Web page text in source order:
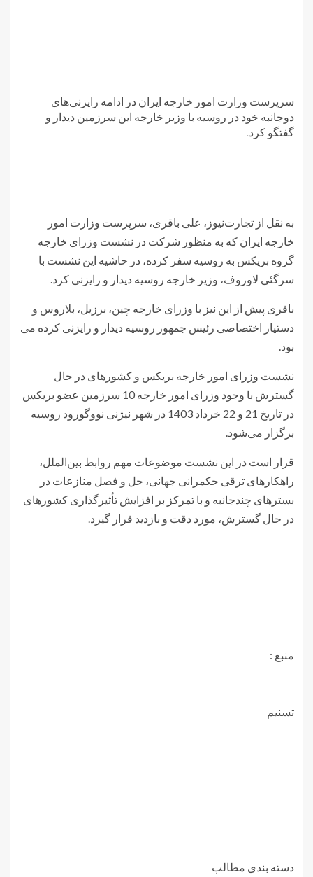
سرپرست وزارت امور خارجه ایران در ادامه رایزنی‌های
دوجانبه خود در روسیه با وزیر خارجه این سرزمین دیدار و
گفتگو کرد.
به نقل از تجارت‌نیوز، علی باقری، سرپرست وزارت امور
خارجه ایران که به منظور شرکت در نشست وزرای خارجه
گروه بریکس به روسیه سفر کرده، در حاشیه این نشست با
سرگئی لاوروف، وزیر خارجه روسیه دیدار و رایزنی کرد.
باقری پیش از این نیز با وزرای خارجه چین، برزیل، بلاروس و
دستیار اختصاصی رئیس جمهور روسیه دیدار و رایزنی کرده می
بود.
نشست وزرای امور خارجه بریکس و کشورهای در حال
گسترش با وجود وزرای امور خارجه 10 سرزمین عضو بریکس
در تاریخ 21 و 22 خرداد 1403 در شهر نیژنی نووگورود روسیه
برگزار می‌شود.
قرار است در این نشست موضوعات مهم روابط بین‌الملل،
راهکارهای ترقی حکمرانی جهانی، حل و فصل منازعات در
بسترهای چندجانبه و با تمرکز بر افزایش تأثیرگذاری کشورهای
در حال گسترش، مورد دقت و بازدید قرار گیرد.
منبع :
تسنیم
دسته بندی مطالب